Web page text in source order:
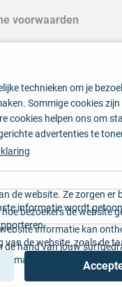
voorwaarden
technieken om je
Sommige cookies
cookies helpen ons om
advertenties te
de website. Ze zorgen er
informatie wordt
bezoekers de website
informatie kan
van de website, zoals de
de hand van jouw
op maat gemaakte content